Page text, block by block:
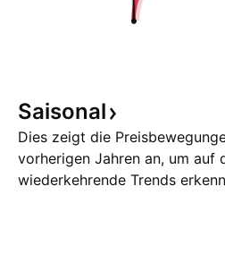
Saisonal
Dies zeigt die
vorherigen Jahren an, um auf
wiederkehrende Trends